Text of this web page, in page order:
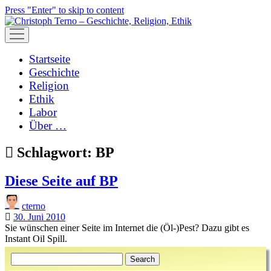
Press "Enter" to skip to content
open
menu
Startseite
Geschichte
Religion
Ethik
Labor
Über …
Schlagwort: BP
Diese Seite auf BP
cterno
30. Juni 2010
Sie wünschen einer Seite im Internet die (Öl-)Pest? Dazu gibt es
Instant Oil Spill.
Sidebar